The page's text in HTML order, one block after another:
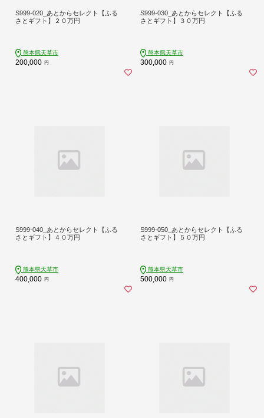
S999-020_あとからセレクト【ふる
さとギフト】２０万円
熊本県天草市
200,000 円
S999-030_あとからセレクト【ふる
さとギフト】３０万円
熊本県天草市
300,000 円
S999-040_あとからセレクト【ふる
さとギフト】４０万円
熊本県天草市
400,000 円
S999-050_あとからセレクト【ふる
さとギフト】５０万円
熊本県天草市
500,000 円